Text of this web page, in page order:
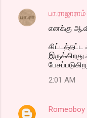
பா.ராஜாராம்
எனக்கு
கிட்டத்தட்ட
2:01 AM
Romeoboy